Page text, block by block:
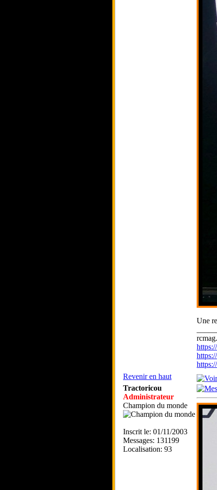
Une
Revenir en haut
Tractoricou
Administrateur
Champion du monde
Inscrit le: 01/11/2003
Messages: 131199
Localisation: 93